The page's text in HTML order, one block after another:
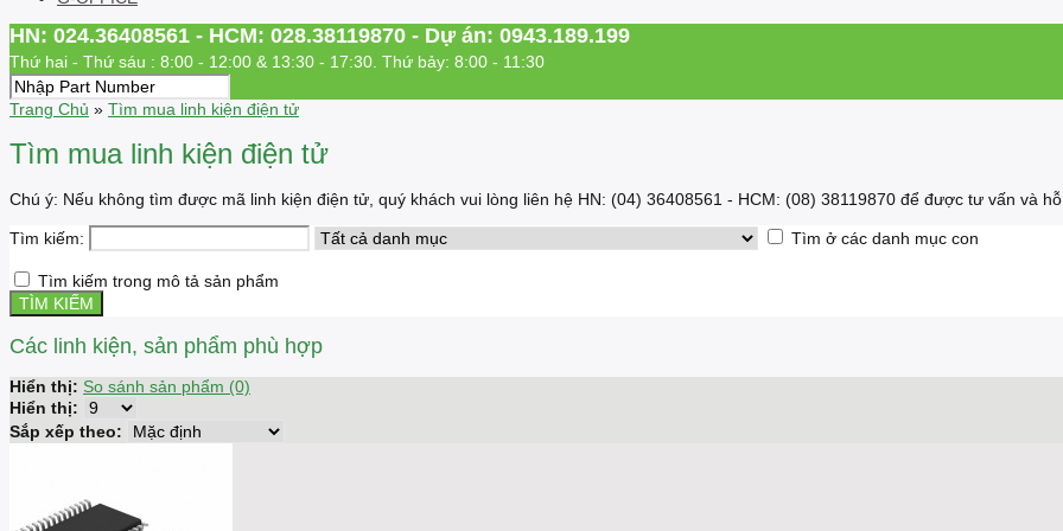
HN: 024.36408561 - HCM: 028.38119870 - Dự án: 0943.189.199
Thứ hai - Thứ sáu : 8:00 - 12:00 & 13:30 - 17:30. Thứ bảy: 8:00 - 11:30
Trang Chủ » Tìm mua linh kiện điện tử
Tìm mua linh kiện điện tử
Chú ý: Nếu không tìm được mã linh kiện điện tử, quý khách vui lòng liên hệ HN: (04) 36408561 - HCM: (08) 38119870 để được tư vấn và
Tìm kiếm: Tìm ở các danh mục con
Tìm kiếm trong mô tả sản phẩm
Các linh kiện, sản phẩm phù hợp
Hiển thị: So sánh sản phẩm (0)
Hiển thị:
Sắp xếp theo: